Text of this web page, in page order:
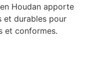
Houdan apporte
et durables pour
et conformes.